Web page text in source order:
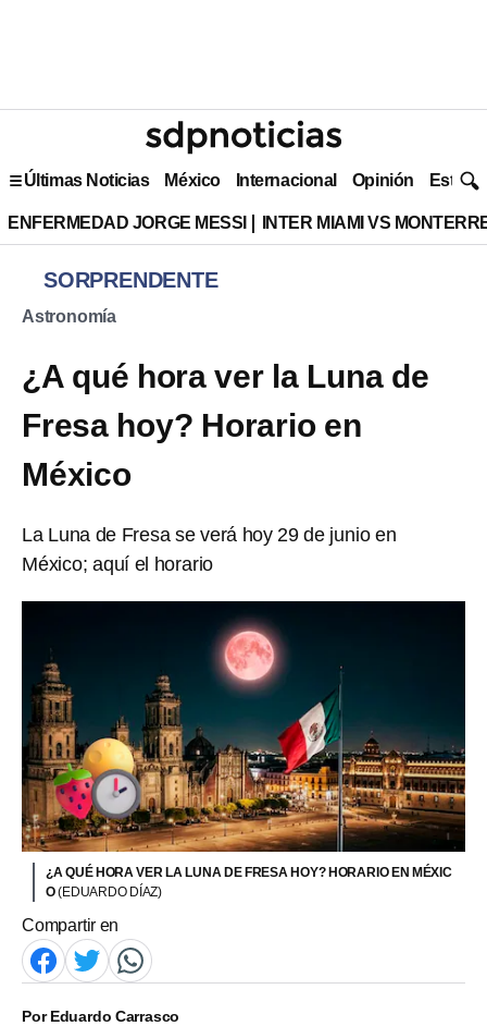
Últimas Noticias México Internacional Opinión Estilo
ENFERMEDAD JORGE MESSI INTER MIAMI VS
SORPRENDENTE
Astronomía
¿A qué hora ver la Luna de
Fresa hoy? Horario en
México
La Luna de Fresa se verá hoy 29 de junio en
México; aquí el horario
¿A QUÉ HORA VER LA LUNA DE FRESA HOY? HORARIO EN MÉXIC
O(EDUARDO DÍAZ)
Compartir en
PorEduardo Carrasco